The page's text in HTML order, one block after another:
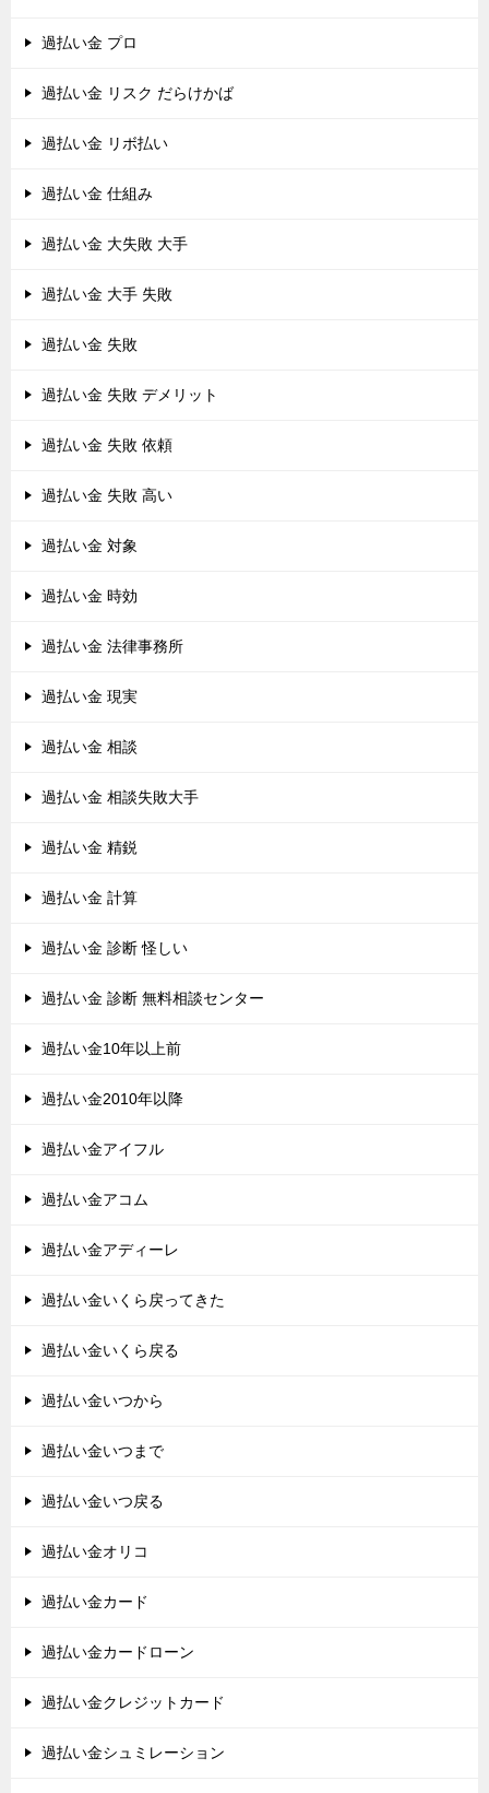
過払い金 プロ
過払い金 リスク だらけかば
過払い金 リボ払い
過払い金 仕組み
過払い金 大失敗 大手
過払い金 大手 失敗
過払い金 失敗
過払い金 失敗 デメリット
過払い金 失敗 依頼
過払い金 失敗 高い
過払い金 対象
過払い金 時効
過払い金 法律事務所
過払い金 現実
過払い金 相談
過払い金 相談失敗大手
過払い金 精鋭
過払い金 計算
過払い金 診断 怪しい
過払い金 診断 無料相談センター
過払い金10年以上前
過払い金2010年以降
過払い金アイフル
過払い金アコム
過払い金アディーレ
過払い金いくら戻ってきた
過払い金いくら戻る
過払い金いつから
過払い金いつまで
過払い金いつ戻る
過払い金オリコ
過払い金カード
過払い金カードローン
過払い金クレジットカード
過払い金シュミレーション